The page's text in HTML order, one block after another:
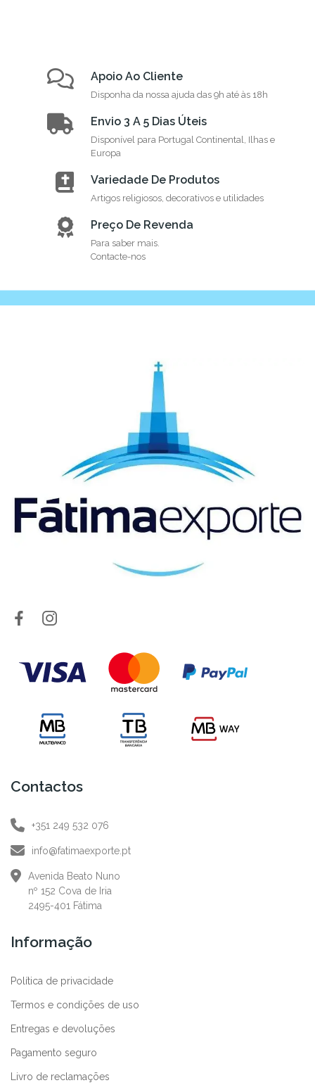
Apoio Ao Cliente
Disponha da nossa ajuda das 9h até às 18h
Envio 3 A 5 Dias Úteis
Disponível para Portugal Continental, Ilhas e
Europa
Variedade De Produtos
Artigos religiosos, decorativos e utilidades
Preço De Revenda
Para saber mais.
Contacte-nos
Contactos
+351 249 532 076
info@fatimaexporte.pt
Avenida Beato Nuno
nº 152 Cova de Iria
2495-401 Fátima
Informação
Política de privacidade
Termos e condições de uso
Entregas e devoluções
Pagamento seguro
Livro de reclamações